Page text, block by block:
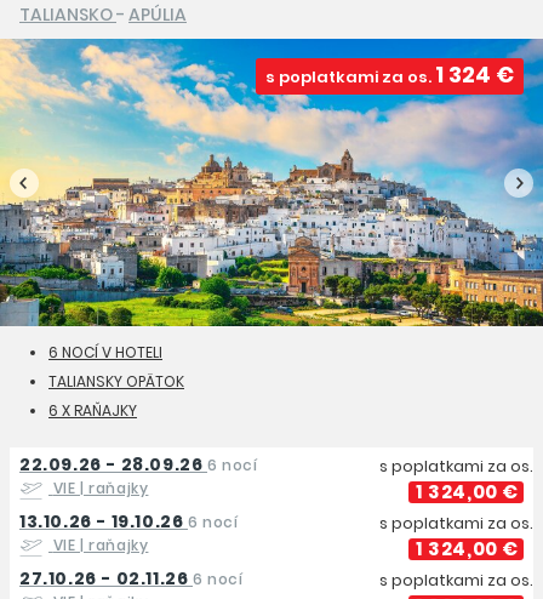
TALIANSKO- APÚLIA
s poplatkami za os. 1 324 €
6 NOCÍ V HOTELI
TALIANSKY OPÄTOK
6 X RAŇAJKY
22.09.26 - 28.09.26 6 nocí
VIE| raňajky
s poplatkami za os.
1 324,00 €
13.10.26 - 19.10.26 6 nocí
VIE| raňajky
s poplatkami za os.
1 324,00 €
27.10.26 - 02.11.26 6 nocí
s poplatkami za os.